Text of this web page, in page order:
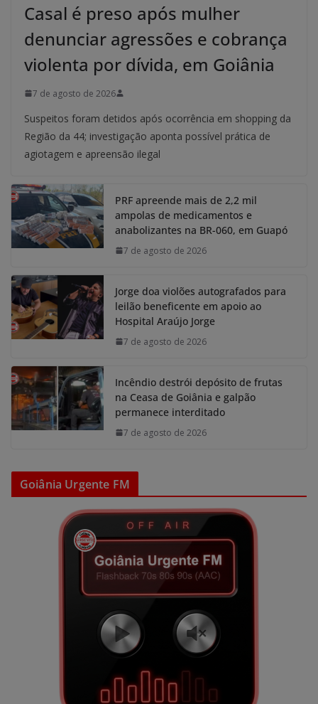
Casal é preso após mulher
denunciar agressões e cobrança
violenta por dívida, em Goiânia
7 de agosto de 2026
Suspeitos foram detidos após ocorrência em shopping da
Região da 44; investigação aponta possível prática de
agiotagem e apreensão ilegal
PRF apreende mais de 2,2 mil
ampolas de medicamentos e
anabolizantes na BR-060, em Guapó
7 de agosto de 2026
Jorge doa violões autografados para
leilão beneficente em apoio ao
Hospital Araújo Jorge
7 de agosto de 2026
Incêndio destrói depósito de frutas
na Ceasa de Goiânia e galpão
permanece interditado
7 de agosto de 2026
Goiânia Urgente FM